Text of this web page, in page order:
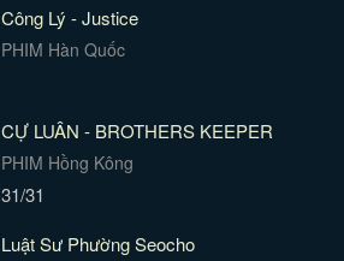
Công Lý - Justice
PHIM Hàn Quốc
CỰ LUÂN - BROTHERS KEEPER
PHIM Hồng Kông
31/31
Luật Sư Phường Seocho